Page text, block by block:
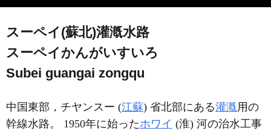
スーペイ(蘇北)灌漑水路
スーペイかんがいすいろ
Subei guangai zongqu
中国東部，チヤンスー (江蘇) 省北部にある灌漑用の
幹線水路。 1950年に始ったホワイ (淮) 河の治水工事